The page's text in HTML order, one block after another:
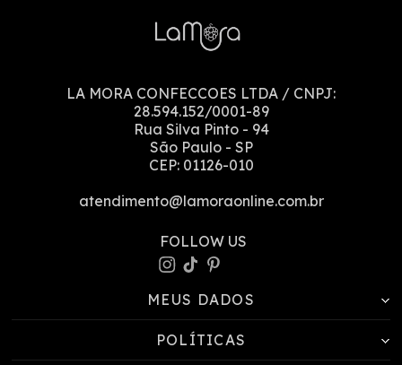
LA MORA CONFECCOES LTDA / CNPJ:
28.594.152/0001-89
Rua Silva Pinto - 94
São Paulo - SP
CEP: 01126-010
atendimento@lamoraonline.com.br
MEUS DADOS
POLÍTICAS